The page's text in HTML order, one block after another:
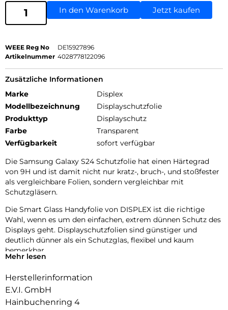
In den Warenkorb Jetzt kaufen
WEEE Reg No
DE15927896
Artikelnummer 4028778122096
Zusätzliche Informationen
Marke
Displex
Modellbezeichnung
Displayschutzfolie
Produkttyp
Displayschutz
Farbe
Transparent
Verfügbarkeit
sofort verfügbar
Die Samsung Galaxy S24 Schutzfolie hat einen Härtegrad
von 9H und ist damit nicht nur kratz-, bruch-, und stoßfester
als vergleichbare Folien, sondern vergleichbar mit
Schutzgläsern.
Die Smart Glass Handyfolie von DISPLEX ist die richtige
Wahl, wenn es um den einfachen, extrem dünnen Schutz des
Displays geht. Displayschutzfolien sind günstiger und
deutlich dünner als ein Schutzglas, flexibel und kaum
bemerkbar.
Smart Glass ist eine Kombination aus einer extrem dünnen,
flexiblen, nahezu unzerstörbaren Schutzfolie und
konventionellem Panzerglas. Mit einer Oberflächenhärte von
Mehr lesen
Herstellerinformation
E.V.I. GmbH
Hainbuchenring 4